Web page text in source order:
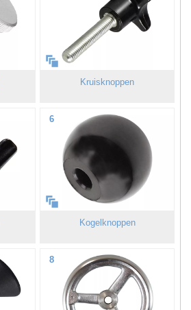
Kruisknoppen
6
Kogelknoppen
8